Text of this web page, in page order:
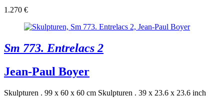
1.270 €
Sm 773. Entrelacs 2
Jean-Paul Boyer
Skulpturen . 99 x 60 x 60 cm Skulpturen . 39 x 23.6 x 23.6 inch